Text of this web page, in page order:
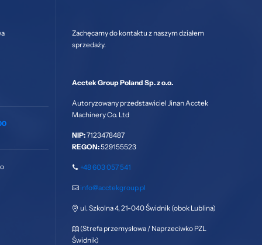
Zachęcamy do kontaktu z naszym działem
sprzedaży.
Acctek Group Poland Sp. z o.o.
Autoryzowany przedstawiciel Jinan Acctek
Machinery Co. Ltd
NIP:7123478487
REGON:529155523
+48 603 057 541
info@acctekgroup.pl
ul. Szkolna 4, 21-040 Świdnik (obok Lublina)
(Strefa przemysłowa / Naprzeciwko PZL
Świdnik)